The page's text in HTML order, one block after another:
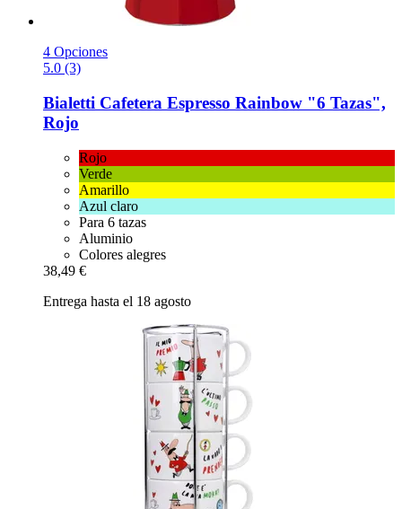
4 Opciones
5.0 (3)
Bialetti Cafetera Espresso Rainbow "6 Tazas",
Rojo
Rojo
Verde
Amarillo
Azul claro
Para 6 tazas
Aluminio
Colores alegres
38,49 €
Entrega hasta el 18 agosto